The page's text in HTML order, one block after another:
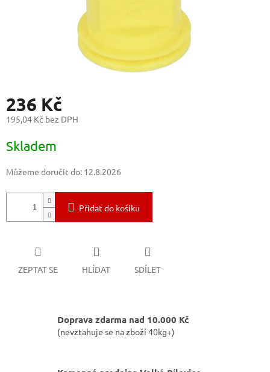
236 Kč
195,04 Kč bez DPH
cena:
Skladem
Můžeme doručit do: 12.8.2026
Přidat do košíku
ZEPTAT SE HLÍDAT SDÍLET
Doprava zdarma nad 10.000 Kč
(nevztahuje se na zboží 40kg+)